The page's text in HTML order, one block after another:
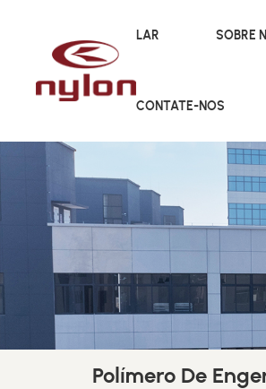
LAR SOBRE
CONTATE-NOS
Polímero De